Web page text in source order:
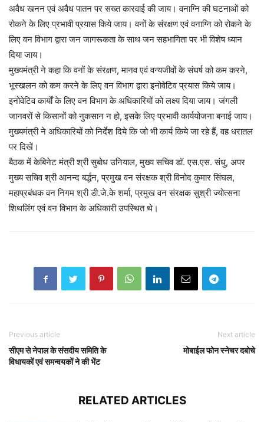
अवैध खनन एवं अवैध पातन पर सख्त कारवाई की जाय। वनाग्नि की घटनाओं को
रोकने के लिए प्रभावी प्रयास किये जाय। वनों के संरक्षण एवं वनाग्नि को रोकने के
लिए वन विभाग द्वारा जन जागरूकता के साथ जन सहभागिता पर भी विशेष ध्यान
दिया जाय।
मुख्यमंत्री ने कहा कि वनों के संरक्षण, मानव एवं वन्यजीवों के संघर्ष को कम करने,
भूस्खलन को कम करने के लिए वन विभाग द्वारा इनोवेटिव प्रयास किये जाय।
इनोवेटिव कार्यों के लिए वन विभाग के अधिकारियों को लक्ष्य दिया जाय। जंगली
जानवरों से किसानों को नुकसान न हो, इसके लिए प्रभावी कार्ययोजना बनाई जाय।
मुख्यमंत्री ने अधिकारियों को निर्देश दिये कि जो भी कार्य किये जा रहे हैं, वह धरातल
पर दिखें।
बैठक में केबिनेट मंत्री श्री सुबोध उनियाल, मुख्य सचिव डॉ. एस.एस. संधु, अपर
मुख्य सचिव श्री आनन्द बर्द्धन, प्रमुख वन संरक्षक श्री विनोद कुमार सिंघल,
महाप्रबंधक वन निगम श्री डी.जे.के शर्मा, प्रमुख वन संरक्षक सुश्री ज्योत्सना
शिथलिंग एवं वन विभाग के अधिकारी उपस्थित थे।
Previous article
सीएम से नेपाल के संसदीय समिति के
विधायकों एवं समन्वयकों ने की भेंट
Next article
मोबाईल फोन स्नेचर दबोचे
RELATED ARTICLES